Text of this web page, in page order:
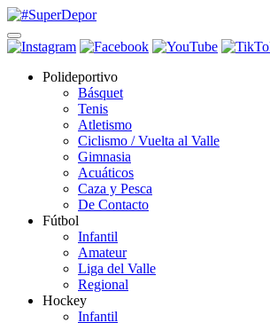
Polideportivo
Básquet
Tenis
Atletismo
Ciclismo / Vuelta al Valle
Gimnasia
Acuáticos
Caza y Pesca
De Contacto
Fútbol
Infantil
Amateur
Liga del Valle
Regional
Hockey
Infantil